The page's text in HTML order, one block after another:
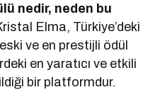
nedir, neden bu
Elma, Türkiye’deki
eski ve en prestijli ödül
en yaratıcı ve etkili
bir platformdur.